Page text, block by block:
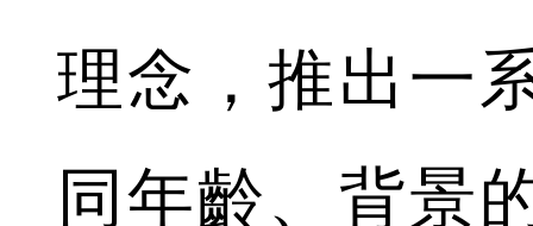
理念，推出一
同年齡、背景